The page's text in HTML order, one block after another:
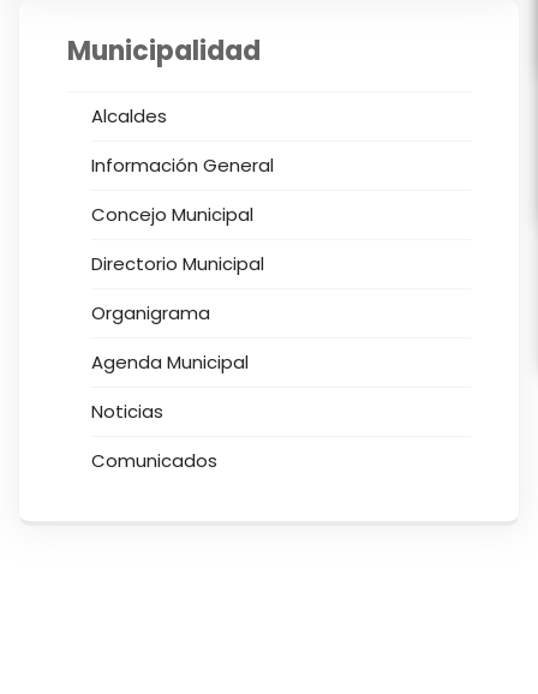
Municipalidad
Alcaldes
Información General
Concejo Municipal
Directorio Municipal
Organigrama
Agenda Municipal
Noticias
Comunicados